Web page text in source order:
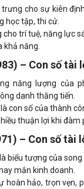
trưng cho sự kiên
học tập, thi cử.
trí tuệ, năng lực
khả năng.
– Con số tài
năng lượng của
danh thăng tiến.
là con số của thành
thuận lợi khi đàm
– Con số tài
là biểu tượng của
mắn kinh doanh.
hoàn hảo, trọn vẹn,